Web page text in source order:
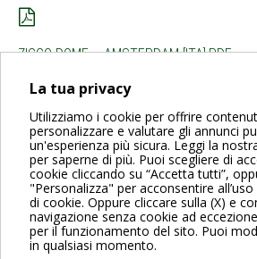
La tua privacy
Utilizziamo i cookie per offrire
personalizzare e valutare gli annunci
un'esperienza più sicura. Leggi la
per saperne di più. Puoi scegliere di
cookie cliccando su “Accetta tutti”,
"Personalizza" per acconsentire
di cookie. Oppure cliccare sulla (X) e
navigazione senza cookie ad
per il funzionamento del sito. Puoi
in qualsiasi momento.
ZIGGO DOME – AMSTERDAM [ITA].PDF
Per maggiori informazioni consulta
Frequenti
VAI ALLA PAGINA FAQ